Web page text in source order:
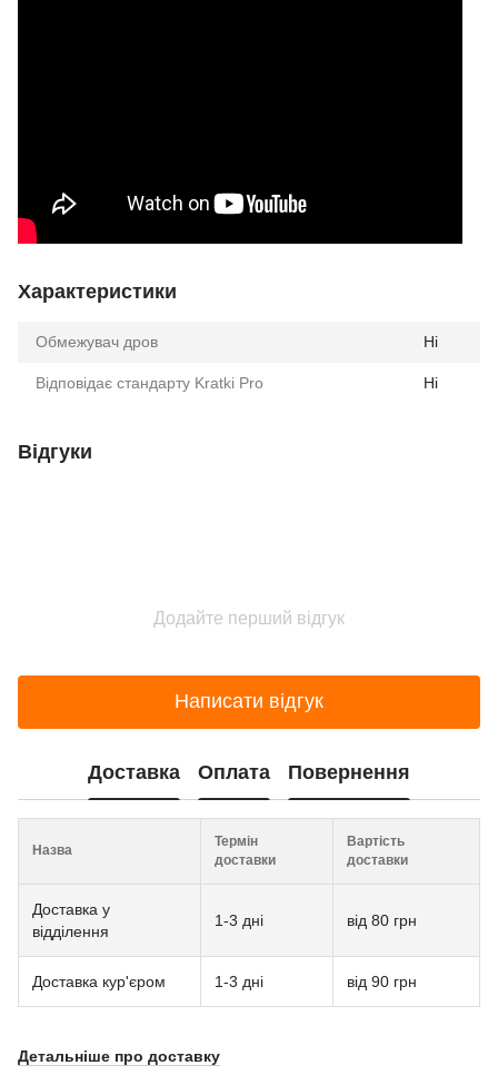
Характеристики
Обмежувач дров Ні
Відповідає стандарту Kratki Pro Ні
Відгуки
Додайте перший відгук
Написати відгук
Доставка Оплата Повернення
Назва
Термін
доставки
Вартість
доставки
Доставка у
відділення
1-3 дні від 80 грн
Доставка кур'єром 1-3 дні від 90 грн
Детальніше про доставку